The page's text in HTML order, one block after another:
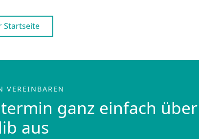
Startseite
VEREINBAREN
ganz einfach über
aus